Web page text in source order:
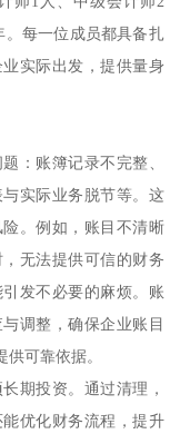
。每一位成员都具备扎
实际出发，提供量身
：账簿记录不完整、
实际业务脱节等。这
。例如，账目不清晰
无法提供可信的财务
发不必要的麻烦。账
调整，确保企业账目
可靠依据。
期投资。通过清理，
优化财务流程，提升